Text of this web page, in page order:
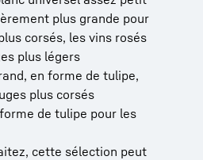
plus grande pour
corsés, les vins rosés
plus légers
en forme de tulipe,
plus corsés
de tulipe pour les
cette sélection peut